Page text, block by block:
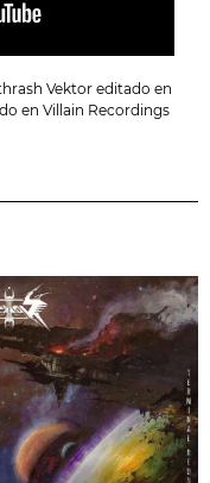
Vektor editado en
en Villain Recordings